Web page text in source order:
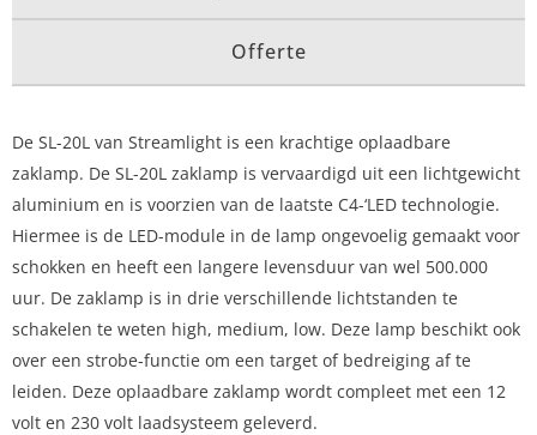
Offerte
De SL-20L van Streamlight is een krachtige oplaadbare
zaklamp. De SL-20L zaklamp is vervaardigd uit een lichtgewicht
aluminium en is voorzien van de laatste C4-‘LED technologie.
Hiermee is de LED-module in de lamp ongevoelig gemaakt voor
schokken en heeft een langere levensduur van wel 500.000
uur. De zaklamp is in drie verschillende lichtstanden te
schakelen te weten high, medium, low. Deze lamp beschikt ook
over een strobe-functie om een target of bedreiging af te
leiden. Deze oplaadbare zaklamp wordt compleet met een 12
volt en 230 volt laadsysteem geleverd.